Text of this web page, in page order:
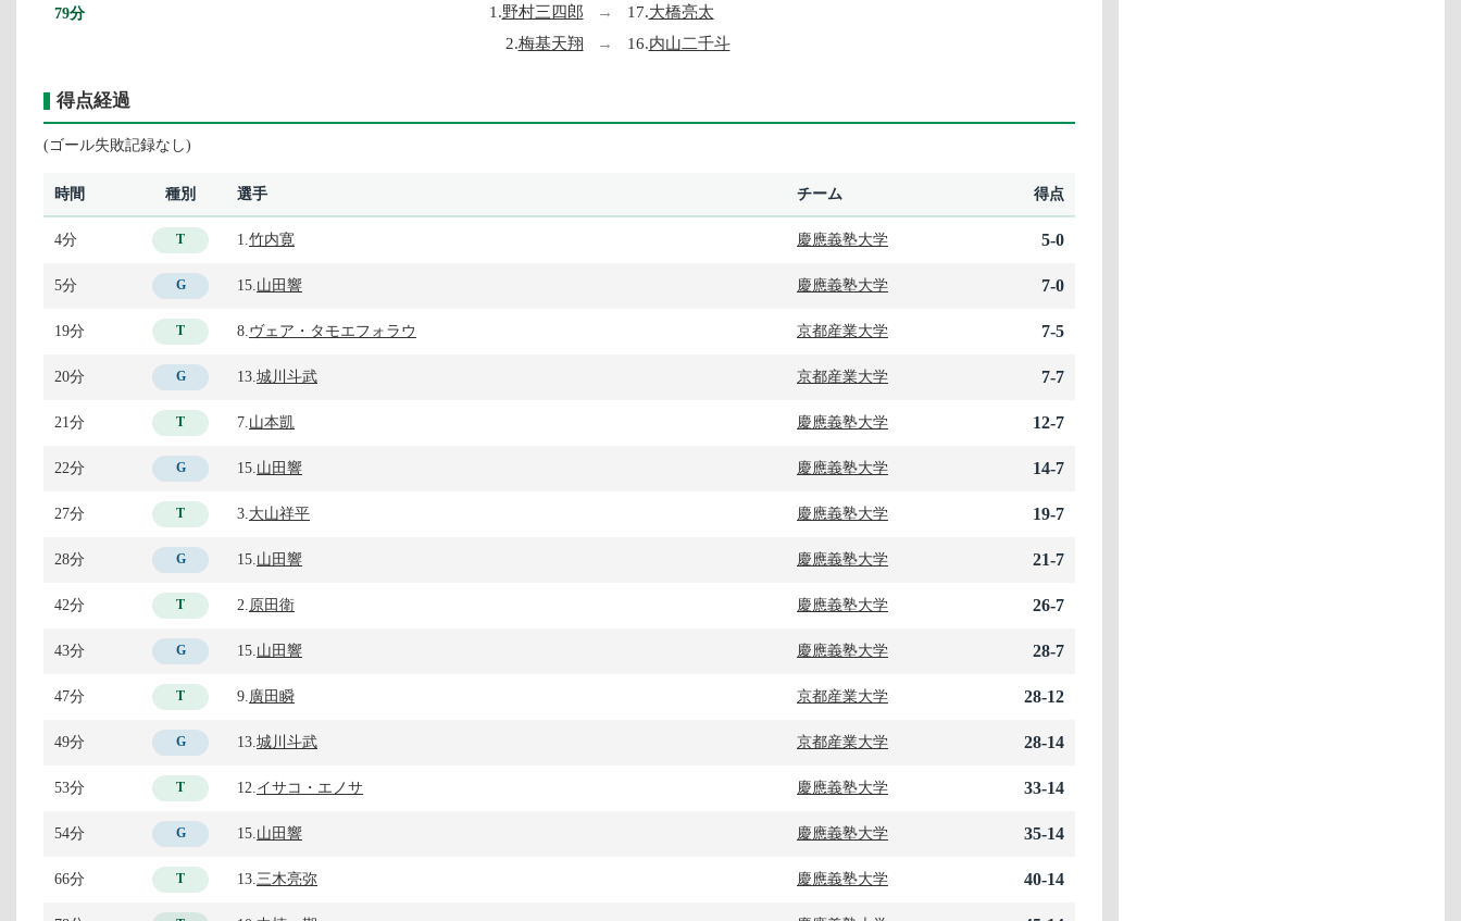
79分 1.野村三四郎 → 17.大橋亮太
2.梅基天翔 → 16.内山二千斗
得点経過
(ゴール失敗記録なし)
時間 種別 選手 チーム 得点
4分 T 1. 竹内寛 慶應義塾大学 5-0
5分 G 15. 山田響 慶應義塾大学 7-0
19分 T 8. ヴェア・タモエフォラウ 京都産業大学 7-5
20分 G 13. 城川斗武 京都産業大学 7-7
21分 T 7. 山本凱 慶應義塾大学 12-7
22分 G 15. 山田響 慶應義塾大学 14-7
27分 T 3. 大山祥平 慶應義塾大学 19-7
28分 G 15. 山田響 慶應義塾大学 21-7
42分 T 2. 原田衛 慶應義塾大学 26-7
43分 G 15. 山田響 慶應義塾大学 28-7
47分 T 9. 廣田瞬 京都産業大学 28-12
49分 G 13. 城川斗武 京都産業大学 28-14
53分 T 12. イサコ・エノサ 慶應義塾大学 33-14
54分 G 15. 山田響 慶應義塾大学 35-14
66分 T 13. 三木亮弥 慶應義塾大学 40-14